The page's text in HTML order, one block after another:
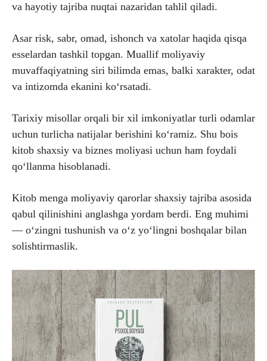
va hayotiy tajriba nuqtai nazaridan tahlil qiladi.
Asar risk, sabr, omad, ishonch va xatolar haqida qisqa
esselardan tashkil topgan. Muallif moliyaviy
muvaffaqiyatning siri bilimda emas, balki xarakter, odat
va intizomda ekanini ko‘rsatadi.
Tarixiy misollar orqali bir xil imkoniyatlar turli odamlar
uchun turlicha natijalar berishini ko‘ramiz. Shu bois
kitob shaxsiy va biznes moliyasi uchun ham foydali
qo‘llanma hisoblanadi.
Kitob menga moliyaviy qarorlar shaxsiy tajriba asosida
qabul qilinishini anglashga yordam berdi. Eng muhimi
— o‘zingni tushunish va o‘z yo‘lingni boshqalar bilan
solishtirmaslik.